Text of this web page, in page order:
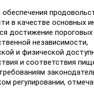
в качестве основных
достижение пороговых
независимости,
и физической
и соответствия
регулировании,